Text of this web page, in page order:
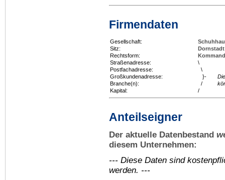
Firmendaten
Gesellschaft:
Sitz:
Dornstadt
Rechtsform:
Straßenadresse:
\
Postfachadresse:
\
Großkundenadresse:
}-
Branche(n):
/
Kapital:
/
Anteilseigner
Der aktuelle Datenbestand
diesem Unternehmen:
--- Diese Daten sind
werden. ---